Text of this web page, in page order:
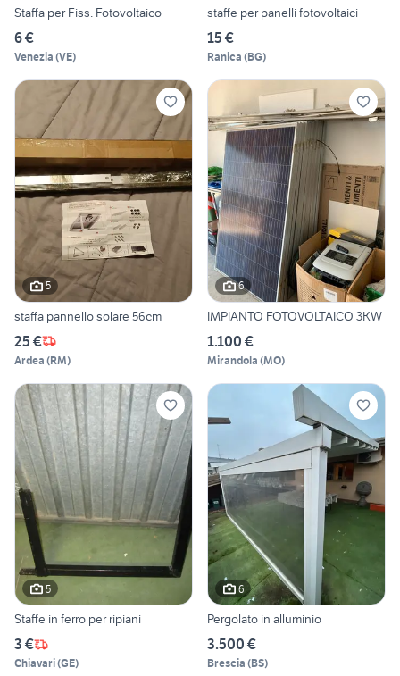
Staffa per Fiss. Fotovoltaico
6 €
Venezia (VE)
staffe per panelli fotovoltaici
15 €
Ranica (BG)
5
staffa pannello solare 56cm
25 €
Ardea (RM)
6
IMPIANTO FOTOVOLTAICO 3KW
1.100 €
Mirandola (MO)
5
Staffe in ferro per ripiani
3 €
Chiavari(GE)
6
Pergolato in alluminio
3.500 €
Brescia (BS)